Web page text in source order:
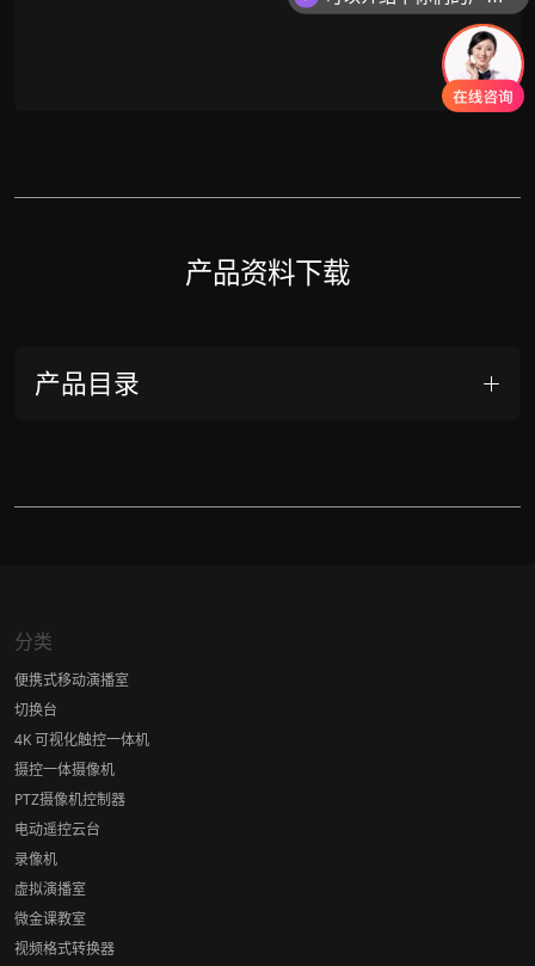
产品资料下载
产品目录
分类
便携式移动演播室
切换台
4K 可视化触控一体机
摄控一体摄像机
PTZ摄像机控制器
电动遥控云台
录像机
虚拟演播室
微金课教室
视频格式转换器